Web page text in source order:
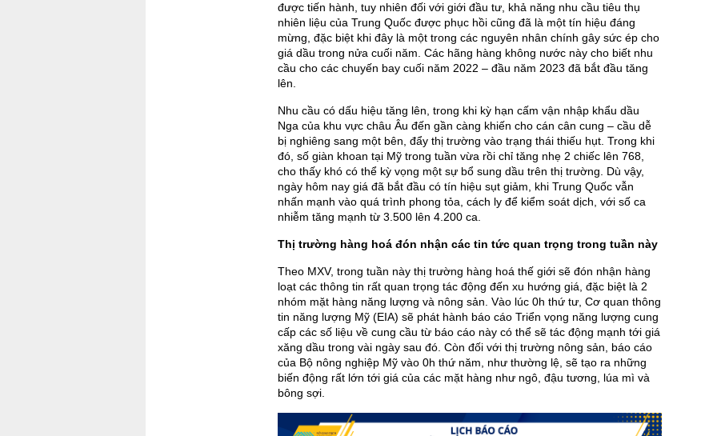
được tiến hành, tuy nhiên đối với giới đầu tư, khả năng nhu cầu tiêu thụ
nhiên liệu của Trung Quốc được phục hồi cũng đã là một tín hiệu đáng
mừng, đặc biệt khi đây là một trong các nguyên nhân chính gây sức ép cho
giá dầu trong nửa cuối năm. Các hãng hàng không nước này cho biết nhu
cầu cho các chuyến bay cuối năm 2022 – đầu năm 2023 đã bắt đầu tăng
lên.
Nhu cầu có dấu hiệu tăng lên, trong khi kỳ hạn cấm vận nhập khẩu dầu
Nga của khu vực châu Âu đến gần càng khiến cho cán cân cung – cầu dễ
bị nghiêng sang một bên, đẩy thị trường vào trạng thái thiếu hụt. Trong khi
đó, số giàn khoan tại Mỹ trong tuần vừa rồi chỉ tăng nhẹ 2 chiếc lên 768,
cho thấy khó có thể kỳ vọng một sự bổ sung dầu trên thị trường. Dù vậy,
ngày hôm nay giá đã bắt đầu có tín hiệu sụt giảm, khi Trung Quốc vẫn
nhấn mạnh vào quá trình phong tỏa, cách ly để kiểm soát dịch, với số ca
nhiễm tăng mạnh từ 3.500 lên 4.200 ca.
Thị trường hàng hoá đón nhận các tin tức quan trọng trong tuần này
Theo MXV, trong tuần này thị trường hàng hoá thế giới sẽ đón nhận hàng
loạt các thông tin rất quan trọng tác động đến xu hướng giá, đặc biệt là 2
nhóm mặt hàng năng lượng và nông sản. Vào lúc 0h thứ tư, Cơ quan thông
tin năng lượng Mỹ (EIA) sẽ phát hành báo cáo Triển vọng năng lượng cung
cấp các số liệu về cung cầu từ báo cáo này có thể sẽ tác động mạnh tới giá
xăng dầu trong vài ngày sau đó. Còn đối với thị trường nông sản, báo cáo
của Bộ nông nghiệp Mỹ vào 0h thứ năm, như thường lệ, sẽ tạo ra những
biến động rất lớn tới giá của các mặt hàng như ngô, đậu tương, lúa mì và
bông sợi.